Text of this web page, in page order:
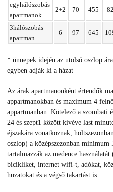
egyhálószobás
apartmanok
2+2 70 455 82
3hálószobás
apartman
6 97 645
* ünnepek idején az utolsó oszlop
egyben adják ki a házat
Az árak apartmanonként értendők
appartmanokban és maximum 4
appartmanban. Kötelező a szombati
24 és szept1 között kivéve last
éjszakára vonatkoznak,
oszlop) a középszezonban
tartalmazzák az medence
bicikliket, internet wifi-t, adókat,
huzatokat és a végső takartást is.